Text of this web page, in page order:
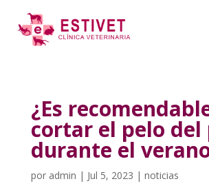
¿Es
cortar el pelo del
durante el
por admin | Jul 5, 2023 | noticias